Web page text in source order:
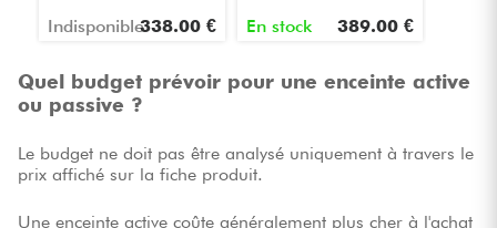
Indisponible338.00 € En stock 389.00 €
Quel budget prévoir pour une enceinte active
ou passive ?
Le budget ne doit pas être analysé uniquement à travers le
prix affiché sur la fiche produit.
Une enceinte active coûte généralement plus cher à l'achat